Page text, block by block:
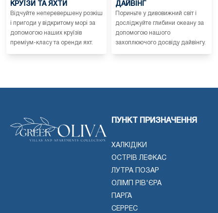
КРУЇЗИ ТА ЯХТИ
Відчуйте неперевершену розкіш
і пригоди у відкритому морі за
допомогою наших круїзів
преміум-класу та оренди яхт.
ДАЙВІНГ
Пориньте у дивовижний світ і
досліджуйте глибини океану за
допомогою нашого
захоплюючого досвіду дайвінгу.
ПУНКТ ПРИЗНАЧЕННЯ
ХАЛКІДІКИ
ОСТРІВ ЛЕФКАС
ЛУТРА ПОЗАР
ОЛІМП РІВ'ЄРА
ПАРГА
СЕРРЕС